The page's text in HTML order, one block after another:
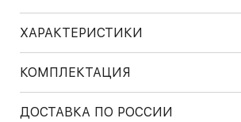
ХАРАКТЕРИСТИКИ
КОМПЛЕКТАЦИЯ
ДОСТАВКА ПО РОССИИ